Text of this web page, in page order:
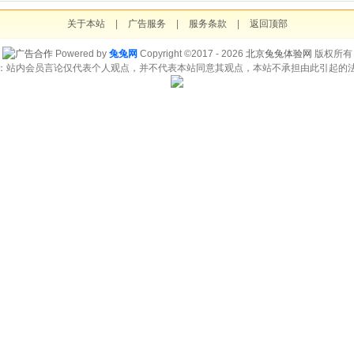
关于本站 广告服务 服务条款 返回顶部
Powered by 兔兔网 Copyright ©2017 - 2026 北京兔兔体验网 版权所有
站内会员言论仅代表个人观点，并不代表本站同意其观点，本站不承担由此引起的